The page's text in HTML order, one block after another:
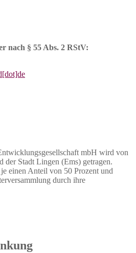
nach § 55 Abs. 2 RStV:
mbH wird von
der Stadt Lingen (Ems) getragen.
einen Anteil von 50 Prozent und
durch ihre